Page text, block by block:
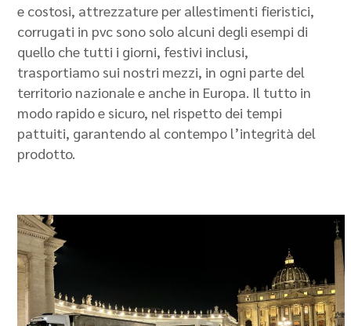
e costosi, attrezzature per allestimenti fieristici,
corrugati in pvc sono solo alcuni degli esempi di
quello che tutti i giorni, festivi inclusi,
trasportiamo sui nostri mezzi, in ogni parte del
territorio nazionale e anche in Europa. Il tutto in
modo rapido e sicuro, nel rispetto dei tempi
pattuiti, garantendo al contempo l’integrità del
prodotto.